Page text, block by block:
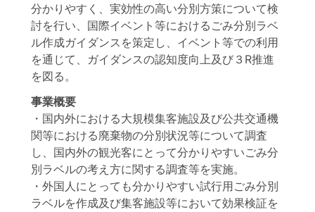
分かりやすく、実効性の高い分別方策について検
討を行い、国際イベント等におけるごみ分別ラベ
ル作成ガイダンスを策定し、イベント等での利用
を通じて、ガイダンスの認知度向上及び３R推進
を図る。
事業概要
・国内外における大規模集客施設及び公共交通機
関等における廃棄物の分別状況等について調査
し、国内外の観光客にとって分かりやすいごみ分
別ラベルの考え方に関する調査等を実施。
・外国人にとっても分かりやすい試行用ごみ分別
ラベルを作成及び集客施設等において効果検証を